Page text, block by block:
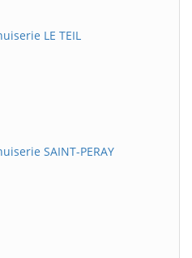
LE TEIL
SAINT-PERAY